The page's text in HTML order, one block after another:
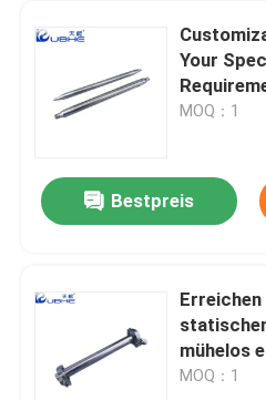
Your
MOQ：1
Bestpreis
mühelos
MOQ：1